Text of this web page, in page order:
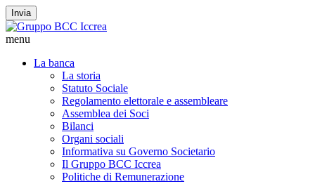
Invia
menu
La banca
La storia
Statuto Sociale
Regolamento elettorale e assembleare
Assemblea dei Soci
Bilanci
Organi sociali
Informativa su Governo Societario
Il Gruppo BCC Iccrea
Politiche di Remunerazione